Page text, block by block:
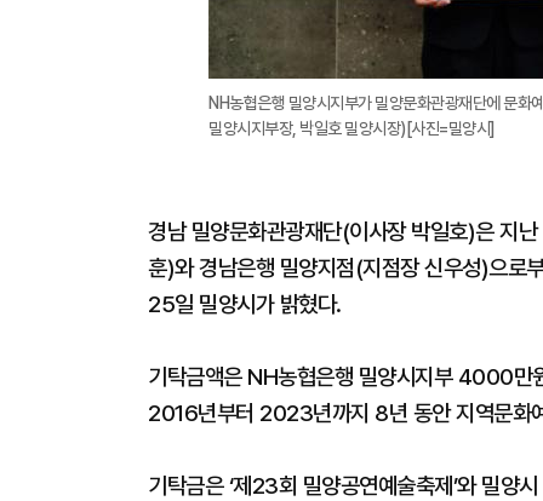
NH농협은행 밀양시지부가 밀양문화관광재단에 문
밀양시지부장, 박일호 밀양시장)[사진=밀양시]
경남 밀양문화관광재단(이사장 박일호)은 지
훈)와 경남은행 밀양지점(지점장 신우성)으로
25일 밀양시가 밝혔다.
기탁금액은 NH농협은행 밀양시지부 4000
2016년부터 2023년까지 8년 동안 지역문화
기탁금은 ‘제23회 밀양공연예술축제’와 밀양